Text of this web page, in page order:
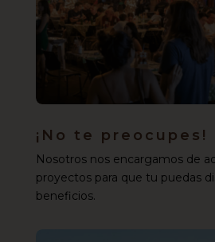
¡No te preocupes!
Nosotros nos encargamos de
proyectos para que tu puedas
beneficios.